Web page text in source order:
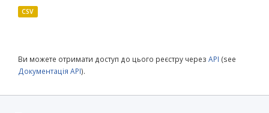
CSV
Ви можете отримати доступ до цього реєстру через API (see
Документація API).